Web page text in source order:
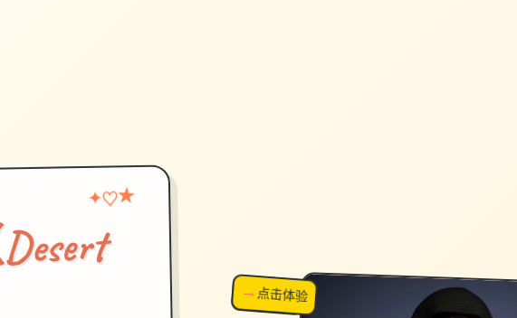
✦♡★
↗超棒！
→点击体验